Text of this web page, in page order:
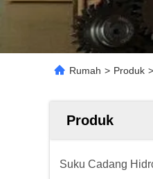
Rumah > Produk >
Produk
Suku Cadang